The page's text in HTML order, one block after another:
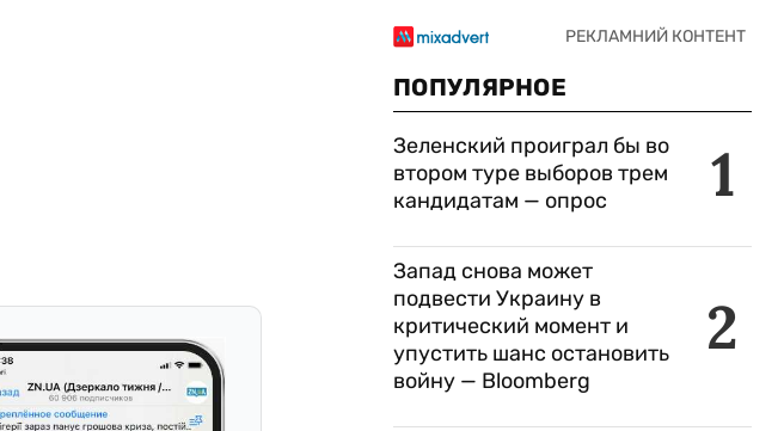
ПОПУЛЯРНОЕ
1
Зеленский проиграл бы во
втором туре выборов трем
кандидатам — опрос
2
Запад снова может
подвести Украину в
критический момент и
упустить шанс остановить
войну — Bloomberg